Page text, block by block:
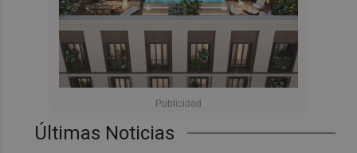
Últimas Noticias